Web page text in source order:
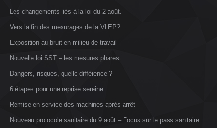
Les changements liés à la loi du 2 août.
Vers la fin des mesurages de la VLEP?
Exposition au bruit en milieu de travail
Nouvelle loi SST – les mesures phares
Dangers, risques, quelle différence ?
6 étapes pour une reprise sereine
Remise en service des machines après arrêt
Nouveau protocole sanitaire du 9 août – Focus sur le pass sanitaire